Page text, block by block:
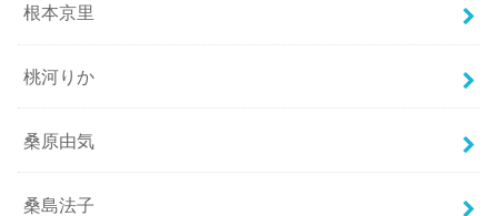
根本京里
桃河りか
桑原由気
桑島法子